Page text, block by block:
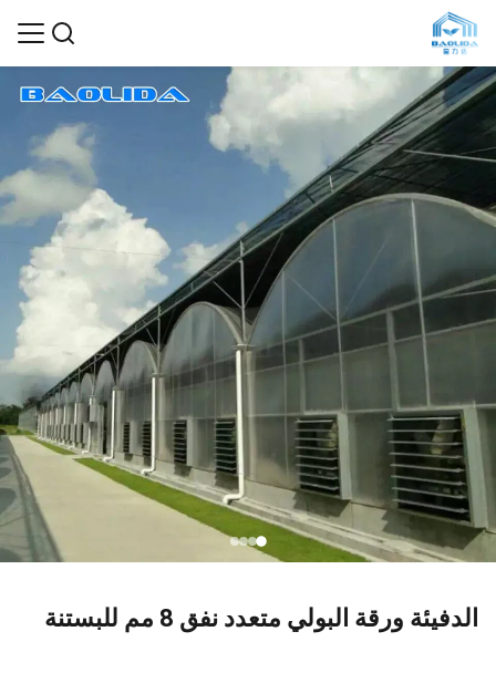
الدفيئة ورقة البولي متعدد نفق 8 مم للبستنة